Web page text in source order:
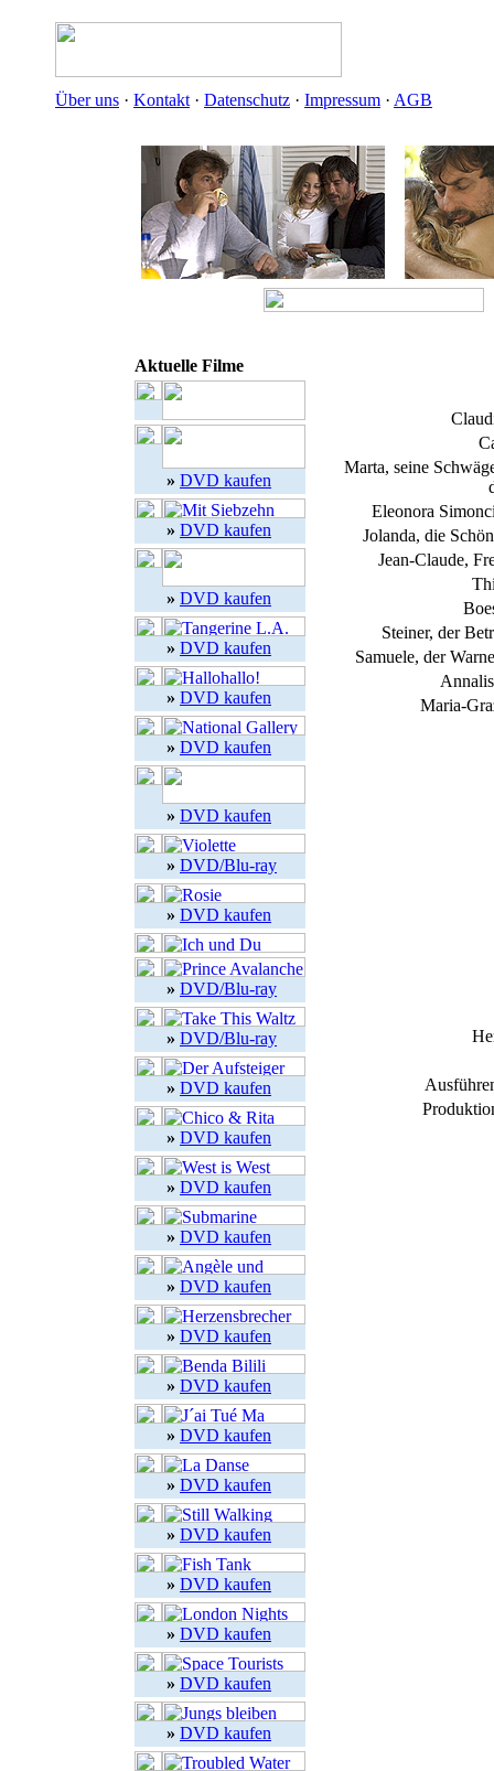
Über uns · Kontakt · Datenschutz · Impressum · AGB
Aktuelle Filme
» DVD kaufen
» DVD kaufen
» DVD kaufen
» DVD kaufen
» DVD kaufen
» DVD kaufen
» DVD kaufen
» DVD/Blu-ray
» DVD kaufen
» DVD/Blu-ray
» DVD/Blu-ray
» DVD kaufen
» DVD kaufen
» DVD kaufen
» DVD kaufen
» DVD kaufen
» DVD kaufen
» DVD kaufen
» DVD kaufen
» DVD kaufen
» DVD kaufen
» DVD kaufen
» DVD kaufen
» DVD kaufen
» DVD kaufen
Marta, seine
Eleonora
Jolanda, die
Jean-Claude,
Steiner, der
Samuele, der
Maria-